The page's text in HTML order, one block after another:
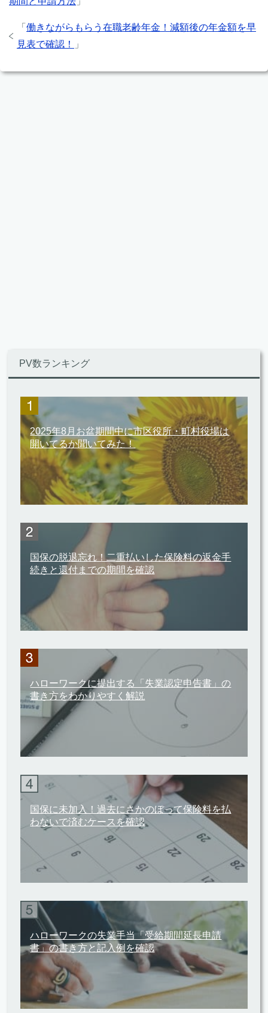
「 働きながらもらう在職老齢年金！減額後の年金額を早
見表で確認！
」
PV数ランキング
2025年8月お盆期間中に市区役所・町村役場は
開いてるか聞いてみた！
国保の脱退忘れ！二重払いした保険料の返金手
続きと還付までの期間を確認
ハローワークに提出する「失業認定申告書」の
書き方をわかりやすく解説
国保に未加入！過去にさかのぼって保険料を払
わないで済むケースを確認
ハローワークの失業手当「受給期間延長申請
書」の書き方と記入例を確認